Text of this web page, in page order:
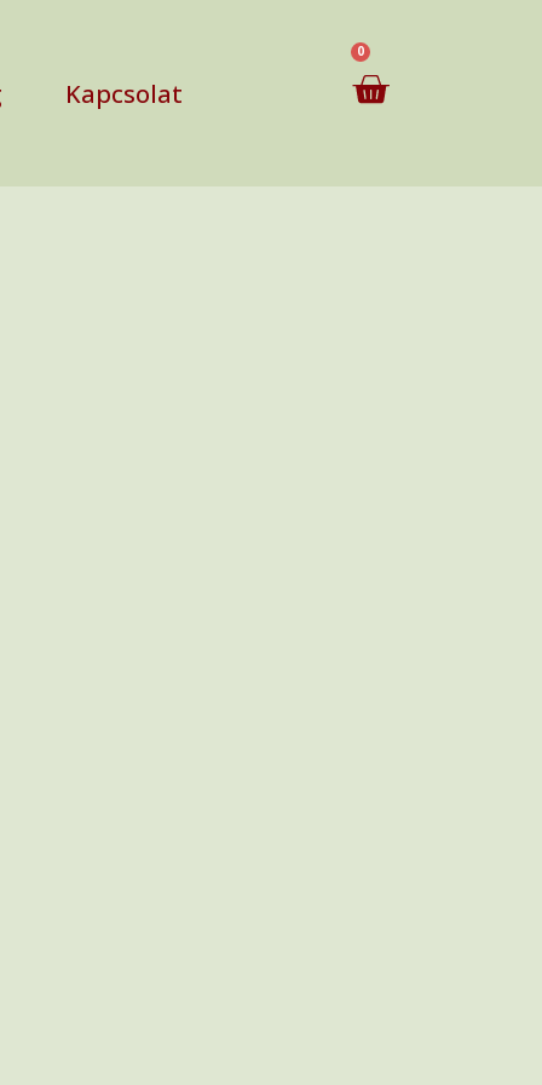
Kapcsolat
0